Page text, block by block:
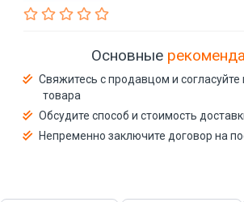
Основные
Свяжитесь с продавцом и согласуйте
товара
Обсудите способ и стоимость
Непременно заключите договор на